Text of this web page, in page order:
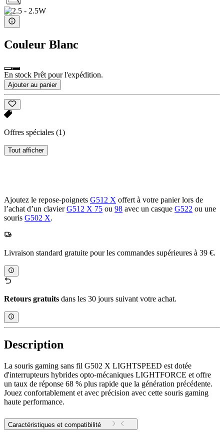
Couleur Blanc
En stock Prêt pour l'expédition.
Ajouter au panier
Offres spéciales (1)
Tout afficher
Ajoutez le repose-poignets G512 X offert à votre panier lors de
l’achat d’un clavierG512 X 75 ou 98 avec un casque G522 ou une
souris G502 X.
Livraison standard gratuite pour les commandes supérieures à 39 €.
Retours gratuits dans les 30 jours suivant votre achat.
Description
La souris gaming sans fil G502 X LIGHTSPEED est dotée
d'interrupteurs hybrides opto-mécaniques LIGHTFORCE et offre
un taux de réponse 68 % plus rapide que la génération précédente.
Jouez confortablement et avec précision avec cette souris gaming
haute performance.
Caractéristiques et compatibilité